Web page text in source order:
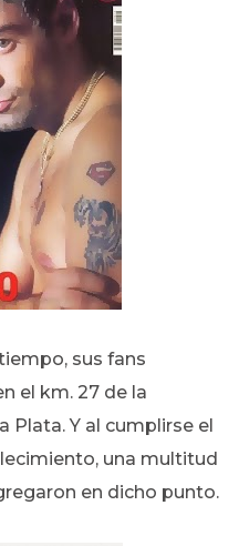
sus fans
el km. 27 de la
Plata. Y al cumplirse el
una multitud
en dicho punto.